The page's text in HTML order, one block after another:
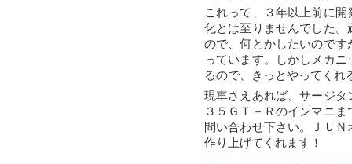
これって、３年以上前に
化とは至りませんでした
ので、何とかしたいので
っています。しかしメカ
るので、きっとやってくれ
現車さえあれば、サージ
３５ＧＴ－Ｒのインマニ
問い合わせ下さい。ＪＵ
作り上げてくれます！